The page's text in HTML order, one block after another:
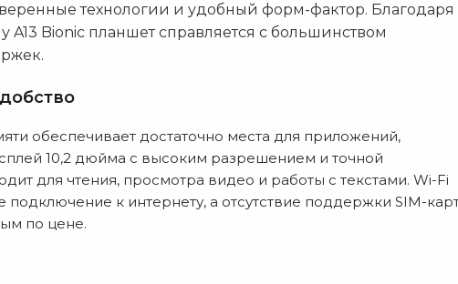
технологии и удобный форм-фактор. Благодаря
Bionic планшет справляется с большинством
обеспечивает достаточно места для приложений,
10,2 дюйма с высоким разрешением и точной
для чтения, просмотра видео и работы с текстами. Wi-Fi
подключение к интернету, а отсутствие поддержки SIM-
по цене.